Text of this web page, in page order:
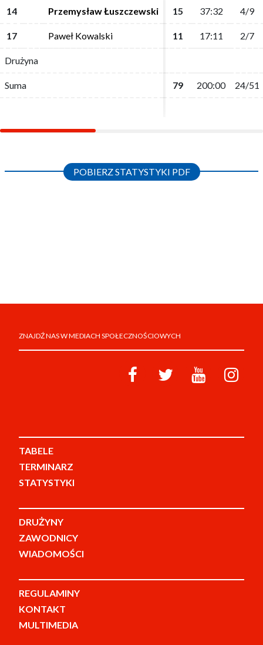
14 Przemysław Łuszczewski 15 37:32 4/9
17 Paweł Kowalski 11 17:11 2/7
Drużyna
Suma 79 200:00 24/51
14 Przemysław Łuszczewski 15 37:32 4/9
17 Paweł Kowalski 11 17:11 2/7
Drużyna
Suma 79 200:00 24/51
POBIERZ STATYSTYKI PDF
ZNAJDŹ NAS W MEDIACH SPOŁECZNOŚCIOWYCH
TABELE
TERMINARZ
STATYSTYKI
DRUŻYNY
ZAWODNICY
WIADOMOŚCI
REGULAMINY
KONTAKT
MULTIMEDIA